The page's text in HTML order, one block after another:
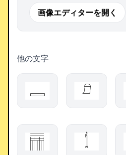
画像エディターを開く
他の文字
𓐚 𓍔
𓊁 𓌀